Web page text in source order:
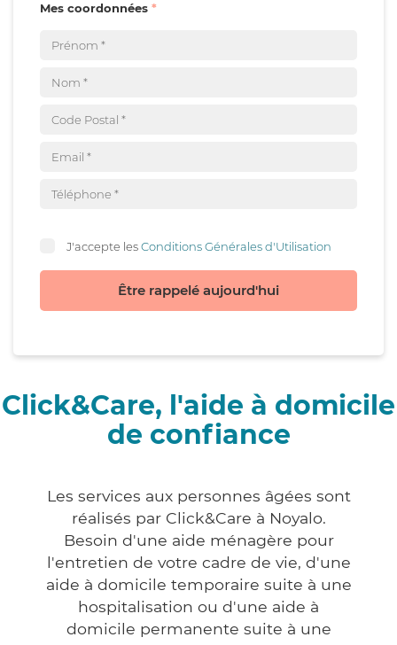
Mes coordonnées
J'accepte lesConditions Générales d'Utilisation
Être rappelé aujourd'hui
Click&Care, l'aide à domicile
de confiance
Les services aux personnes âgées sont
réalisés par Click&Care à Noyalo.
Besoin d'une aide ménagère pour
l'entretien de votre cadre de vie, d'une
aide à domicile temporaire suite à une
hospitalisation ou d'une aide à
domicile permanente suite à une